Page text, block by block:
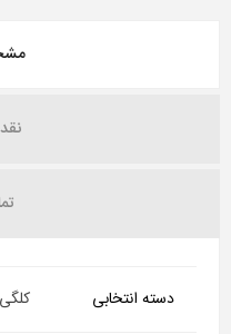
دسته انتخابی کلگی